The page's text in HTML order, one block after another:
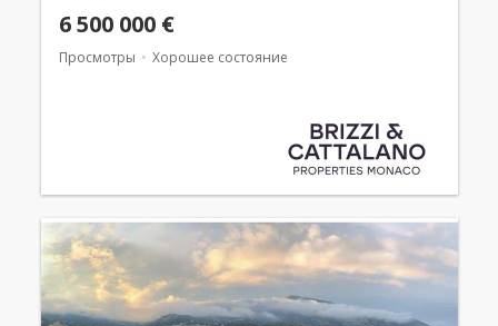
6 500 000 €
Просмотры Хорошее состояние